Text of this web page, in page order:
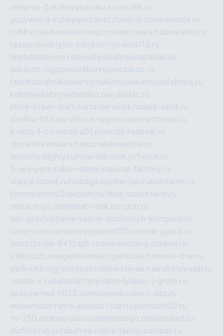
xehyroo-5-kuhnyanazakaz.rucs-68.ru
guzywia-4-kuhnyanazakaz.ru mir-tk.ruvlknrussia.ru
cs68.ruvladivostok-map.ruvideo-seks.rubankaribi.ru
raszar.ruvskrytie-zamkov-moskva113.ru
lipetsktelecom.rutovudyi4kuhnyanazakaz.ru
seksuzb.ruguzywia4kuhnyanazakaz.ru
fabrikaofabrikaokuhny.rukuhnyaekuhnyaafabrika.ru
kuhnyaykuhnyayfabrika.rue-abis1c.ru
store-brawl-stars.rukts-services.rudark-sand.ru
sindika-01.rusp-life.rux-legion.rusib-archives.ru
e-abis-1-c.rusindika01.ruvenda-festival.ru
store-brawlstars.rudooraleksandria.ru
antenna-highly.ru mine-lab-msk.ru1-mus.ru
3-sex-porn.ruban-damn.rupurse-factory.ru
viagra-tablet.rufasbags.ruadler-jun.rubandamn.ru
fincontech.ru3sexporn.ru1mus.rudarksand.ru
rebus-toys.ru minelab-msk.ru rtdco.ru
seo-prodvizhenie-sajtov-stroitelnyh-kompanij.ru
card-voice.ru rulonnyygazon177.rusnow-guard.ru
domizbrusa-9x12spb.rudemaholding.ruaalse.ru
a380club.ruargentinamia.ruperkoka.ru movie-one.ru
perk-oka.rug-octopus.rusibarchives.ruandreislyusar.ru
naruto-x.rupursefactory.rutor-lyubov-i-grom.ru
spayderhed-2022.ru movieone.ruevro-dez.ru
webamator.ru ma-absolut1.ruavtopomosch27.ru
nv-750.ru news-plain.ru nertansaga.rudelanalad.ru
dizfiles.ruyoutubefree.ruaria-family.ru roadli.ru